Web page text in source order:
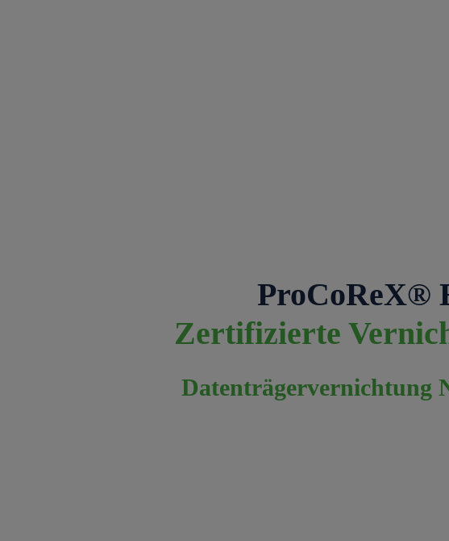
ProCoReX®
Zertifizierte
Datenträgervernichtung